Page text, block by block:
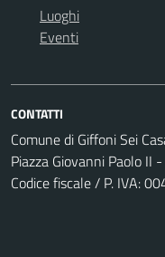
Luoghi
Eventi
CONTATTI
Comune di Giffoni Sei
Piazza Giovanni Paolo II
Codice fiscale / P. IVA: